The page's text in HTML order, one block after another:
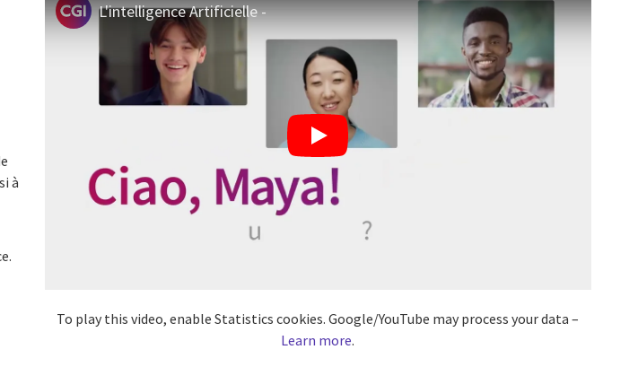
à
L'intelligence Artificielle -
To play this video, enable Statistics cookies. Google/YouTube may process your data –
Learn more.